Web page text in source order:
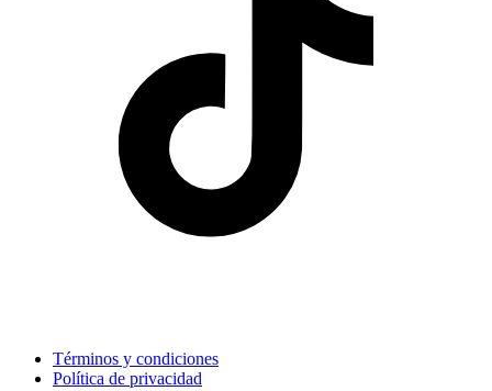
Términos y condiciones
Política de privacidad